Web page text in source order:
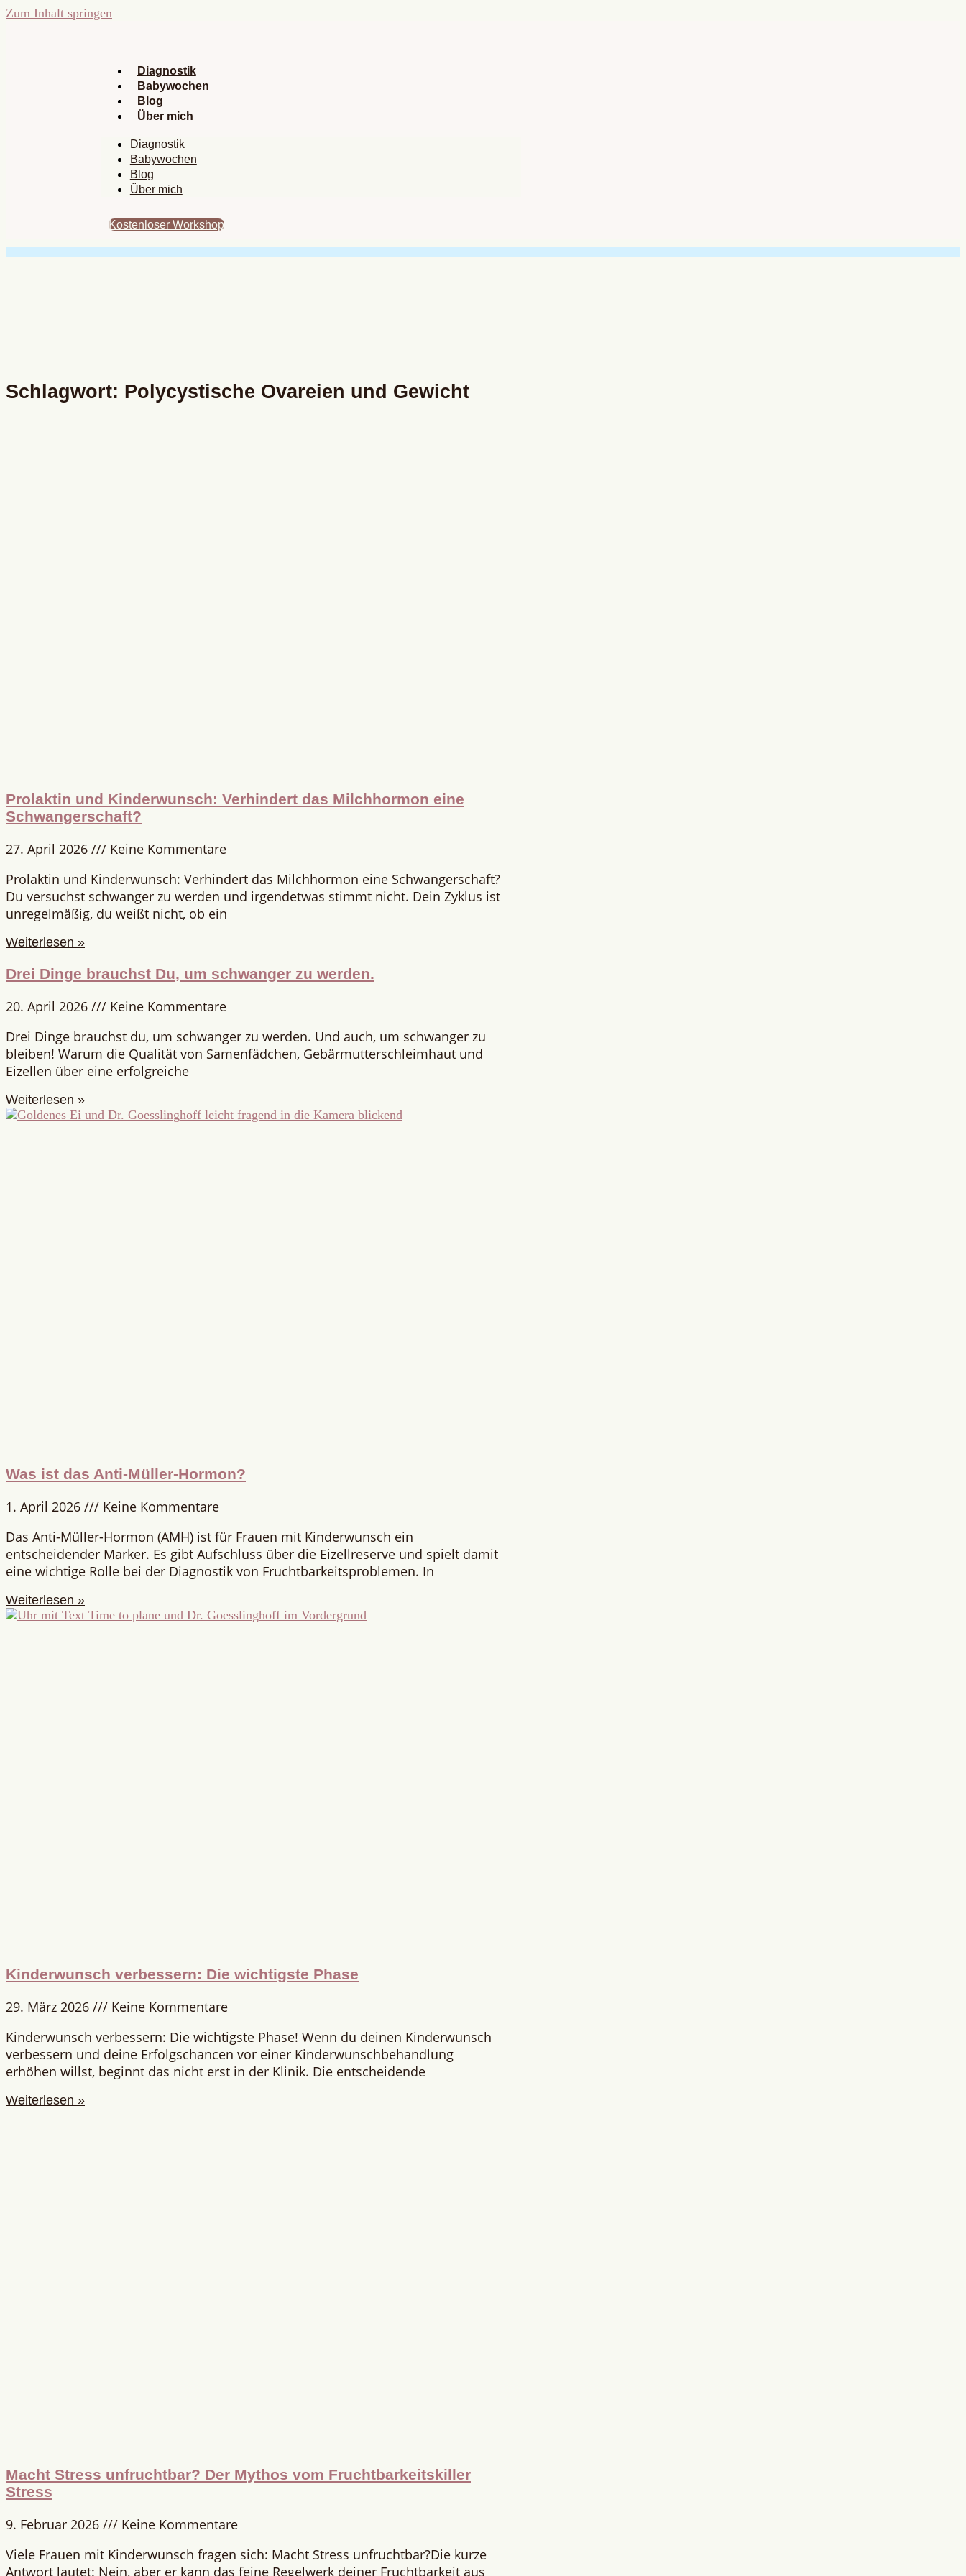
Zum Inhalt springen
Diagnostik
Babywochen
Blog
Über mich
Diagnostik
Babywochen
Blog
Über mich
Kostenloser Workshop
Schlagwort: Polycystische Ovareien und Gewicht
Prolaktin und Kinderwunsch: Verhindert das Milchhormon eine
Schwangerschaft?
27. April 2026
Keine Kommentare
Prolaktin und Kinderwunsch: Verhindert das Milchhormon eine Schwangerschaft?
Du versuchst schwanger zu werden und irgendetwas stimmt nicht. Dein Zyklus ist
unregelmäßig, du weißt nicht, ob ein
Weiterlesen »
Drei Dinge brauchst Du, um schwanger zu werden.
20. April 2026
Keine Kommentare
Drei Dinge brauchst du, um schwanger zu werden. Und auch, um schwanger zu
bleiben! Warum die Qualität von Samenfädchen, Gebärmutterschleimhaut und
Eizellen über eine erfolgreiche
Weiterlesen »
Was ist das Anti-Müller-Hormon?
1. April 2026
Keine Kommentare
Das Anti-Müller-Hormon (AMH) ist für Frauen mit Kinderwunsch ein
entscheidender Marker. Es gibt Aufschluss über die Eizellreserve und spielt damit
eine wichtige Rolle bei der Diagnostik von Fruchtbarkeitsproblemen. In
Weiterlesen »
Kinderwunsch verbessern: Die wichtigste Phase
29. März 2026
Keine Kommentare
Kinderwunsch verbessern: Die wichtigste Phase! Wenn du deinen Kinderwunsch
verbessern und deine Erfolgschancen vor einer Kinderwunschbehandlung
erhöhen willst, beginnt das nicht erst in der Klinik. Die entscheidende
Weiterlesen »
Macht Stress unfruchtbar? Der Mythos vom Fruchtbarkeitskiller
Stress
9. Februar 2026
Keine Kommentare
Viele Frauen mit Kinderwunsch fragen sich: Macht Stress unfruchtbar?Die kurze
Antwort lautet: Nein, aber er kann das feine Regelwerk deiner Fruchtbarkeit aus